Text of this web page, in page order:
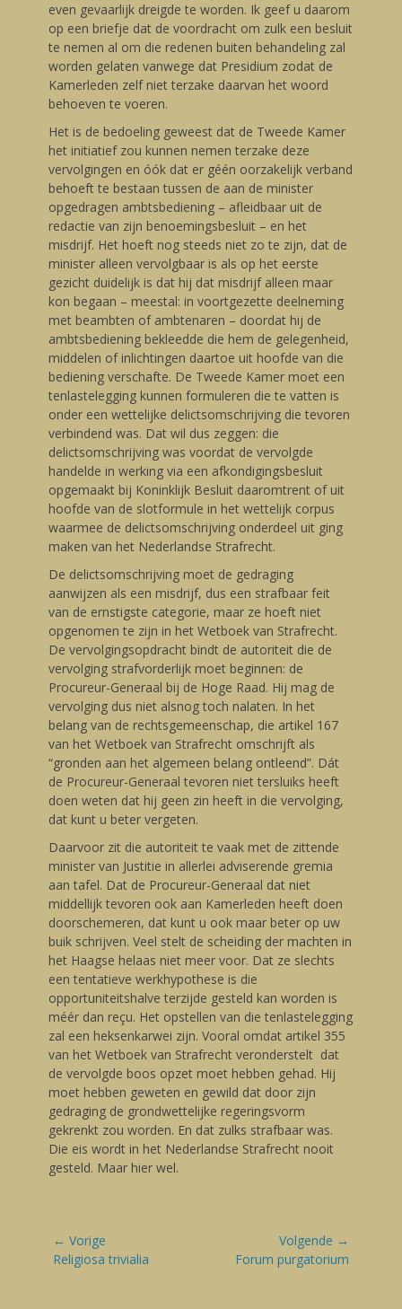
even gevaarlijk dreigde te worden. Ik geef u daarom
op een briefje dat de voordracht om zulk een besluit
te nemen al om die redenen buiten behandeling zal
worden gelaten vanwege dat Presidium zodat de
Kamerleden zelf niet terzake daarvan het woord
behoeven te voeren.
Het is de bedoeling geweest dat de Tweede Kamer
het initiatief zou kunnen nemen terzake deze
vervolgingen en óók dat er géén oorzakelijk verband
behoeft te bestaan tussen de aan de minister
opgedragen ambtsbediening – afleidbaar uit de
redactie van zijn benoemingsbesluit – en het
misdrijf. Het hoeft nog steeds niet zo te zijn, dat de
minister alleen vervolgbaar is als op het eerste
gezicht duidelijk is dat hij dat misdrijf alleen maar
kon begaan – meestal: in voortgezette deelneming
met beambten of ambtenaren – doordat hij de
ambtsbediening bekleedde die hem de gelegenheid,
middelen of inlichtingen daartoe uit hoofde van die
bediening verschafte. De Tweede Kamer moet een
tenlastelegging kunnen formuleren die te vatten is
onder een wettelijke delictsomschrijving die tevoren
verbindend was. Dat wil dus zeggen: die
delictsomschrijving was voordat de vervolgde
handelde in werking via een afkondigingsbesluit
opgemaakt bij Koninklijk Besluit daaromtrent of uit
hoofde van de slotformule in het wettelijk corpus
waarmee de delictsomschrijving onderdeel uit ging
maken van het Nederlandse Strafrecht.
De delictsomschrijving moet de gedraging
aanwijzen als een misdrijf, dus een strafbaar feit
van de ernstigste categorie, maar ze hoeft niet
opgenomen te zijn in het Wetboek van Strafrecht.
De vervolgingsopdracht bindt de autoriteit die de
vervolging strafvorderlijk moet beginnen: de
Procureur-Generaal bij de Hoge Raad. Hij mag de
vervolging dus niet alsnog toch nalaten. In het
belang van de rechtsgemeenschap, die artikel 167
van het Wetboek van Strafrecht omschrijft als
“gronden aan het algemeen belang ontleend”. Dát
de Procureur-Generaal tevoren niet tersluiks heeft
doen weten dat hij geen zin heeft in die vervolging,
dat kunt u beter vergeten.
Daarvoor zit die autoriteit te vaak met de zittende
minister van Justitie in allerlei adviserende gremia
aan tafel. Dat de Procureur-Generaal dat niet
middellijk tevoren ook aan Kamerleden heeft doen
doorschemeren, dat kunt u ook maar beter op uw
buik schrijven. Veel stelt de scheiding der machten in
het Haagse helaas niet meer voor. Dat ze slechts
een tentatieve werkhypothese is die
opportuniteitshalve terzijde gesteld kan worden is
méér dan reçu. Het opstellen van die tenlastelegging
zal een heksenkarwei zijn. Vooral omdat artikel 355
van het Wetboek van Strafrecht veronderstelt dat
de vervolgde boos opzet moet hebben gehad. Hij
moet hebben geweten en gewild dat door zijn
gedraging de grondwettelijke regeringsvorm
gekrenkt zou worden. En dat zulks strafbaar was.
Die eis wordt in het Nederlandse Strafrecht nooit
gesteld. Maar hier wel.
Bericht
navigatie
← Vorige
Vorige
Religiosa trivialia
Volgende →
VolgendeForum purgatorium